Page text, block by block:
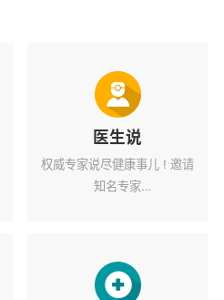
医生说
权威专家说尽健康事儿 ! 邀请
知名专家